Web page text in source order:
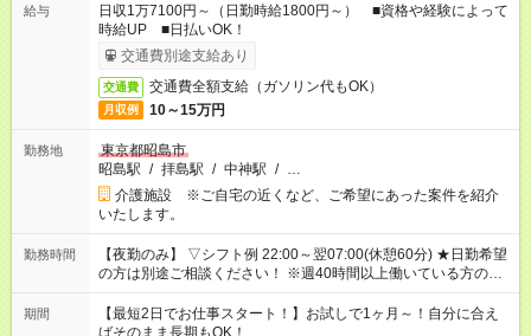
給与
日収1万7100円～（日勤時給1800円～） ■資格や経験によって
時給UP ■日払いOK！
交通費別途支給あり
交通費 交通費全額支給（ガソリン代もOK）
月収例 10～15万円
勤務地
東京都昭島市
昭島駅 / 拝島駅 / 中神駅 / …
介護施設 ※ご自宅の近くなど、ご希望にあった案件を紹介
いたします。
勤務時間
【夜勤のみ】 ▽シフト例 22:00～翌07:00(休憩60分) ★日勤希望
の方は別途ご相談ください！ ※週40時間以上働いている方のW
ワークはNG
期間
【最短2日でお仕事スタート！】お試しで1ヶ月～！自分に合え
ばそのまま長期もOK！